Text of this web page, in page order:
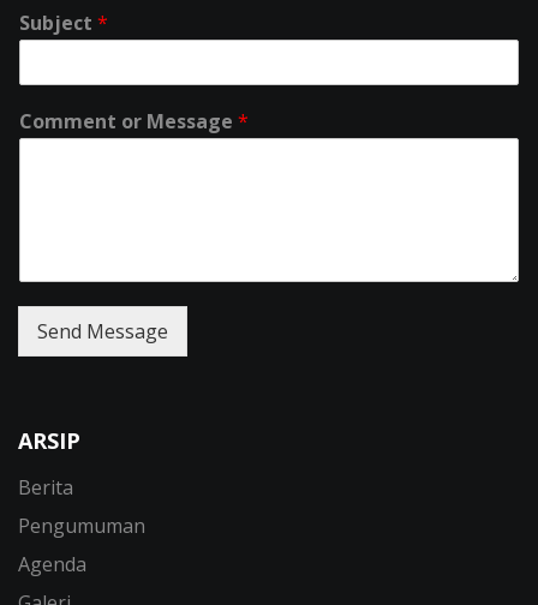
Subject *
Comment or Message *
Send Message
ARSIP
Berita
Pengumuman
Agenda